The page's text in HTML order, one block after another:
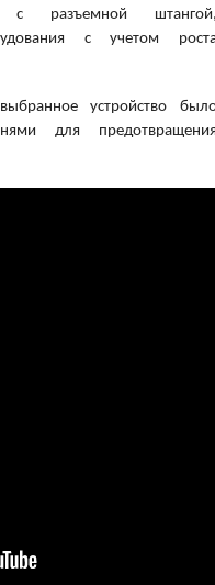
с разъемной
с учетом
устройство
для